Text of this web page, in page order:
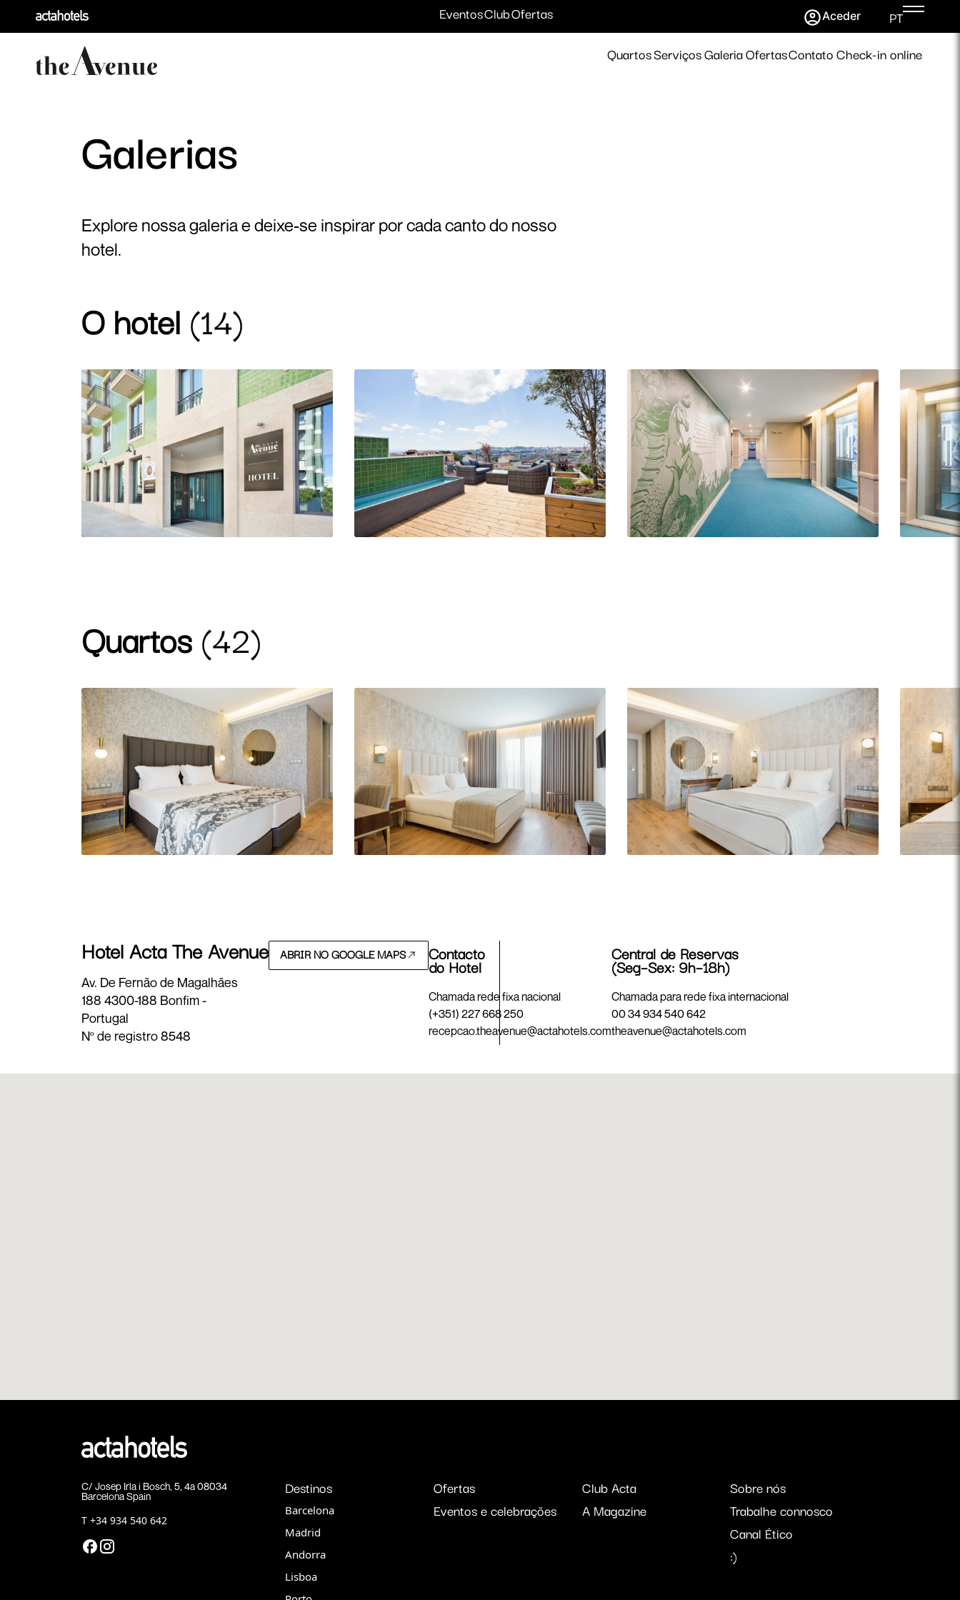
EventosClubOfertas Aceder
PT
QuartosServiçosGaleriaOfertasContatoCheck-in online
Galerias
Explore nossa galeria e deixe-se inspirar por cada canto do nosso
hotel.
O hotel (14)
Quartos(42)
Hotel Acta The Avenue
Av. De Fernão de Magalhães
188 4300-188 Bonfim -
Portugal
Nº de registro 8548
ABRIR NO GOOGLE MAPS Contacto
do Hotel
Chamada rede fixa nacional
(+351) 227 668 250
recepcao.theavenue@actahotels.com
Central de Reservas
(Seg–Sex: 9h–18h)
Chamada para rede fixa internacional
00 34 934 540 642
theavenue@actahotels.com
C/ Josep Irla i Bosch, 5, 4a 08034
Barcelona Spain
T +34 934 540 642
Destinos
Barcelona
Madrid
Andorra
Lisboa
Ofertas
Eventos e celebrações
Club Acta
A Magazine
Sobre nós
Trabalhe connosco
Canal Ético
:)